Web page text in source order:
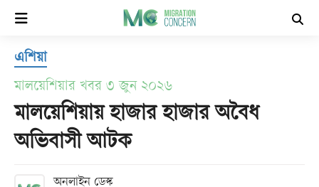
হোম
সর্বশেষ
সব
এশিয়া
মালয়েশিয়ার খবর ৩ জুন ২০২৬
মালয়েশিয়ায় হাজার হাজার অবৈধ
অভিবাসী আটক
অনলাইন ডেস্ক